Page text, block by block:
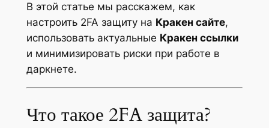
В этой статье мы расскажем, как
настроить 2FA защиту на Кракен сайте,
использовать актуальные Кракен ссылки
и минимизировать риски при работе в
даркнете.
Что такое 2FA защита?